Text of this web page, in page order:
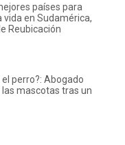
países para
en Sudamérica,
Reubicación
perro?: Abogado
mascotas tras un